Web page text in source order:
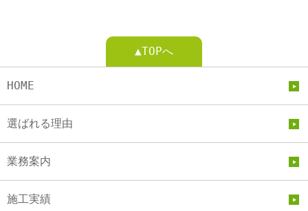
▲TOPへ
HOME
選ばれる理由
業務案内
施工実績